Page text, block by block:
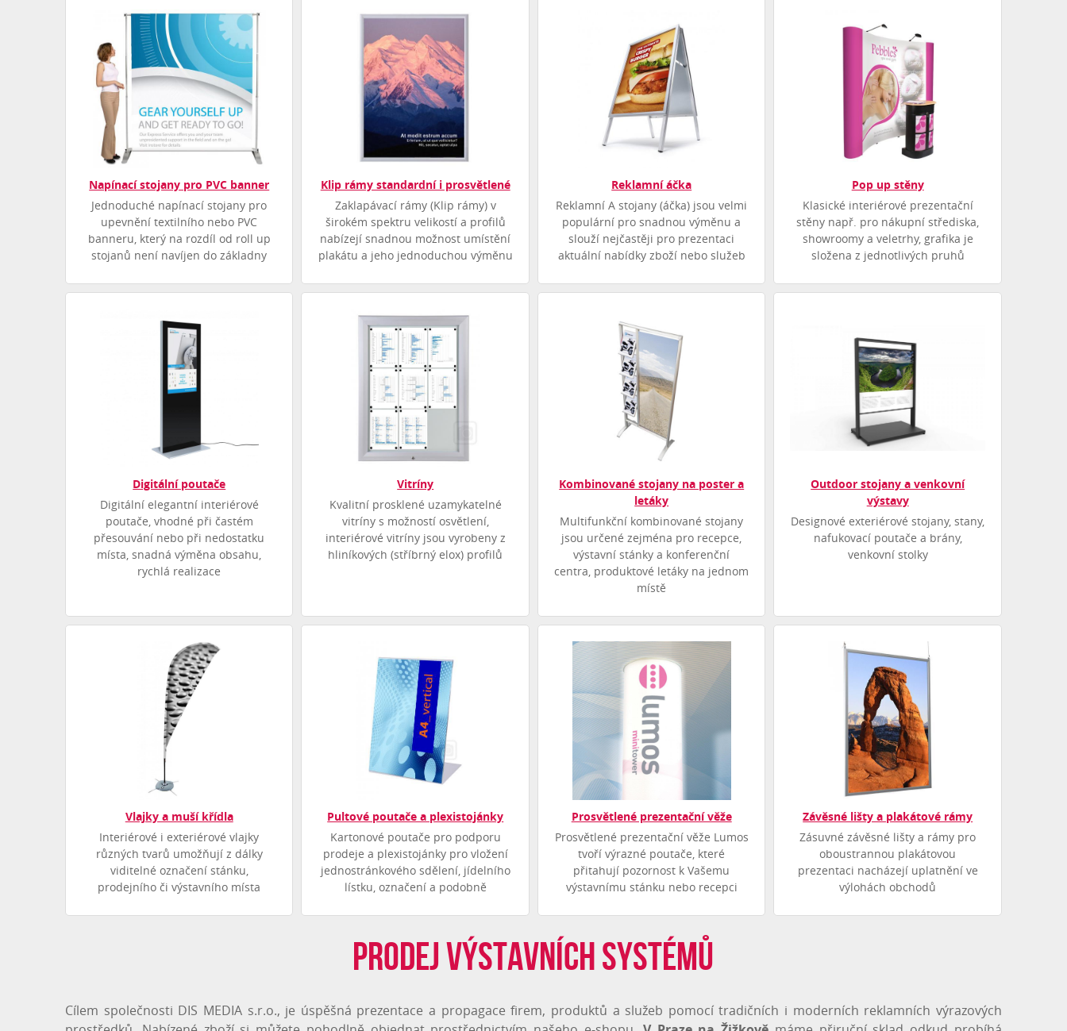
Napínací stojany pro PVC banner
Jednoduché napínací stojany pro
upevnění textilního nebo PVC
banneru, který na rozdíl od roll up
stojanů není navíjen do základny
Klip rámy standardní i prosvětlené
Zaklapávací rámy (Klip rámy) v
širokém spektru velikostí a profilů
nabízejí snadnou možnost umístění
plakátu a jeho jednoduchou výměnu
Reklamní áčka
Reklamní A stojany (áčka) jsou velmi
populární pro snadnou výměnu a
slouží nejčastěji pro prezentaci
aktuální nabídky zboží nebo služeb
Pop up stěny
Klasické interiérové prezentační
stěny např. pro nákupní střediska,
showroomy a veletrhy, grafika je
složena z jednotlivých pruhů
Digitální poutače
Digitální elegantní interiérové
poutače, vhodné při častém
přesouvání nebo při nedostatku
místa, snadná výměna obsahu,
rychlá realizace
Vitríny
Kvalitní prosklené uzamykatelné
vitríny s možností osvětlení,
interiérové vitríny jsou vyrobeny z
hliníkových (stříbrný elox) profilů
Kombinované stojany na poster a
letáky
Multifunkční kombinované stojany
jsou určené zejména pro recepce,
výstavní stánky a konferenční
centra, produktové letáky na jednom
místě
Outdoor stojany a venkovní
výstavy
Designové exteriérové stojany, stany,
nafukovací poutače a brány,
venkovní stolky
Vlajky a muší křídla
Interiérové i exteriérové vlajky
různých tvarů umožňují z dálky
viditelné označení stánku,
prodejního či výstavního místa
Pultové poutače a plexistojánky
Kartonové poutače pro podporu
prodeje a plexistojánky pro vložení
jednostránkového sdělení, jídelního
lístku, označení a podobně
Prosvětlené prezentační věže
Prosvětlené prezentační věže Lumos
tvoří výrazné poutače, které
přitahují pozornost k Vašemu
výstavnímu stánku nebo recepci
Závěsné lišty a plakátové rámy
Zásuvné závěsné lišty a rámy pro
oboustrannou plakátovou
prezentaci nacházejí uplatnění ve
výlohách obchodů
Prodej výstavních systémů
Cílem společnosti DIS MEDIA s.r.o., je úspěšná prezentace a propagace firem, produktů a služeb pomocí tradičních i moderních reklamních výrazových